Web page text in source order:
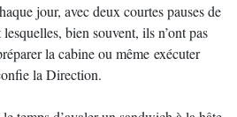
jour, avec deux courtes pauses de
bien souvent, ils n’ont pas
la cabine ou même exécuter
la Direction.